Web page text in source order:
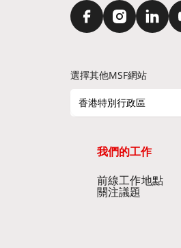
選擇其他MSF網站
香港特別行政區
我們的工作
前線工作地點​
關注議題